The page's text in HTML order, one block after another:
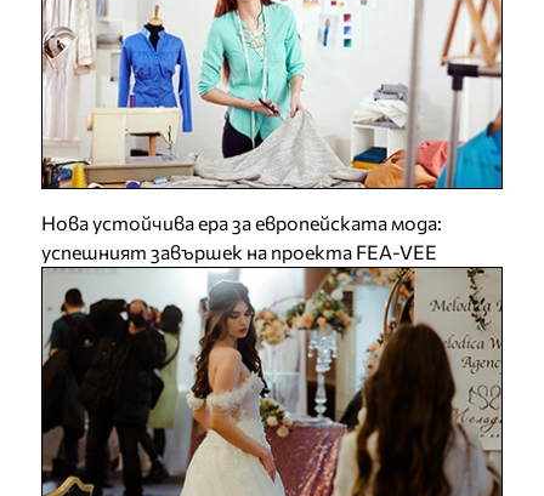
Нова устойчива ера за европейската мода:
успешният завършек на проекта FEA-VEE